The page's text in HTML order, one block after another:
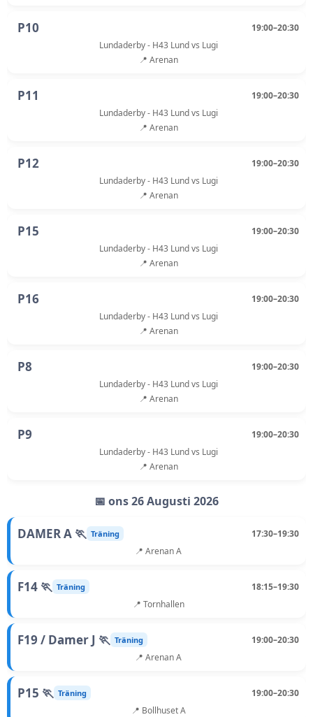
P10
19:00–20:30
Lundaderby - H43 Lund vs Lugi
📍 Arenan
P11
19:00–20:30
Lundaderby - H43 Lund vs Lugi
📍 Arenan
P12
19:00–20:30
Lundaderby - H43 Lund vs Lugi
📍 Arenan
P15
19:00–20:30
Lundaderby - H43 Lund vs Lugi
📍 Arenan
P16
19:00–20:30
Lundaderby - H43 Lund vs Lugi
📍 Arenan
P8
19:00–20:30
Lundaderby - H43 Lund vs Lugi
📍 Arenan
P9
19:00–20:30
Lundaderby - H43 Lund vs Lugi
📍 Arenan
📅 ons 26 Augusti 2026
DAMER A 🏃 Träning
17:30–19:30
📍 Arenan A
F14 🏃 Träning
18:15–19:30
📍 Tornhallen
F19 / Damer J 🏃 Träning
19:00–20:30
📍 Arenan A
P15 🏃 Träning
19:00–20:30
📍 Bollhuset A